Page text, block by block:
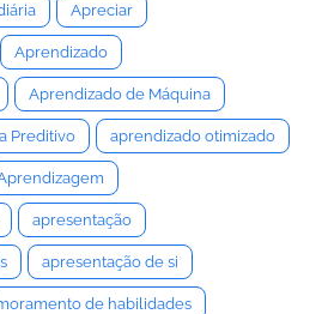
Apreciar
Aprendizado
Aprendizado de Máquina
Preditivo aprendizado otimizado
apresentação
apresentação de si
de habilidades